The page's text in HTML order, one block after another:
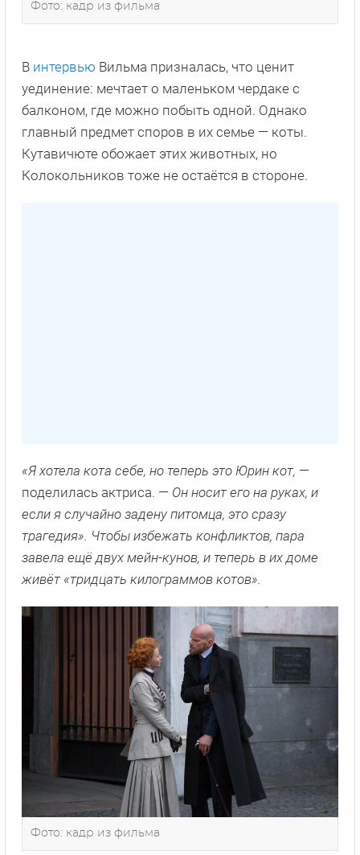
Фото: кадр из фильма
В интервью Вильма призналась, что ценит
уединение: мечтает о маленьком чердаке с
балконом, где можно побыть одной. Однако
главный предмет споров в их семье — коты.
Кутавичюте обожает этих животных, но
Колокольников тоже не остаётся в стороне.
«Я хотела кота себе, но теперь это Юрин кот, —
поделилась актриса. — Он носит его на руках, и
если я случайно задену питомца, это сразу
трагедия». Чтобы избежать конфликтов, пара
завела ещё двух мейн-кунов, и теперь в их доме
живёт «тридцать килограммов котов».
Фото: кадр из фильма